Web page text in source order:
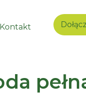
Kontakt